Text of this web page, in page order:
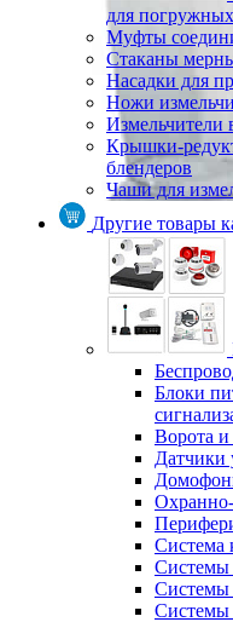
для
Муфты
Стаканы
Насадки для
Ножи
Измельчители
Крышки-
блендеров
Чаши для
Другие товары
Блоки
Ворота
Датчики
Система
Системы
Системы
Системы